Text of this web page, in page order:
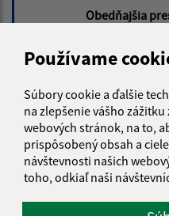
Používame
Súbory cookie a ďalšie
na zlepšenie vášho
webových stránok, na to,
prispôsobený obsah a
návštevnosti našich
toho, odkiaľ naši
Obedňajšia
082
+421